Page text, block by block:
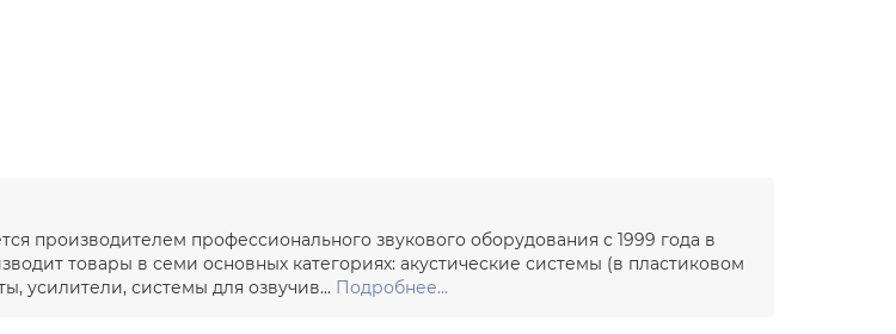
производителем профессионального звукового оборудования с 1999 года в
товары в семи основных категориях: акустические системы (в пластиковом
усилители, системы для озвучив... Подробнее...